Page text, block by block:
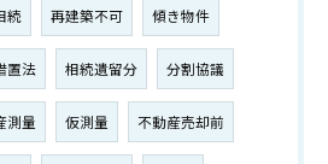
続 再建築不可 傾き物件
置法 相続遺留分 分割協議
測量 仮測量 不動産売却前